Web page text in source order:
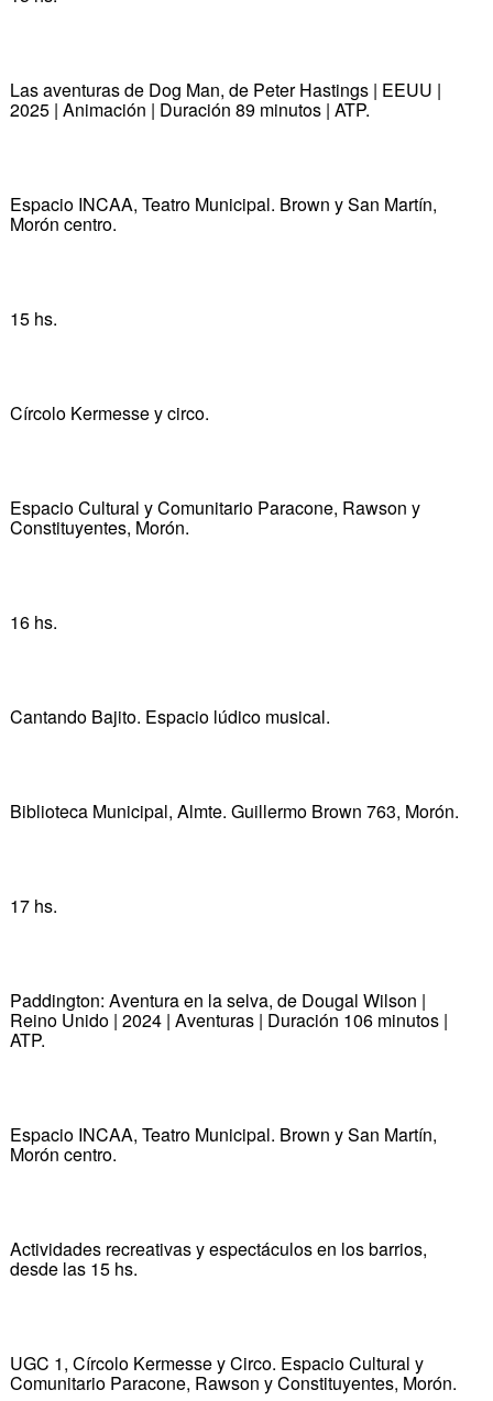
Las aventuras de Dog Man, de Peter Hastings | EEUU |
2025 | Animación | Duración 89 minutos | ATP.
Espacio INCAA, Teatro Municipal. Brown y San Martín,
Morón centro.
15 hs.
Círcolo Kermesse y circo.
Espacio Cultural y Comunitario Paracone, Rawson y
Constituyentes, Morón.
16 hs.
Cantando Bajito. Espacio lúdico musical.
Biblioteca Municipal, Almte. Guillermo Brown 763, Morón.
17 hs.
Paddington: Aventura en la selva, de Dougal Wilson |
Reino Unido | 2024 | Aventuras | Duración 106 minutos |
ATP.
Espacio INCAA, Teatro Municipal. Brown y San Martín,
Morón centro.
Actividades recreativas y espectáculos en los barrios,
desde las 15 hs.
UGC 1, Círcolo Kermesse y Circo. Espacio Cultural y
Comunitario Paracone, Rawson y Constituyentes, Morón.